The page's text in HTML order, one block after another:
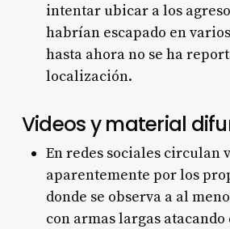
intentar ubicar a los
habrían escapado en
hasta ahora no se ha
localización.
Videos y material
En redes sociales circulan
aparentemente por los
donde se observa a al
con armas largas